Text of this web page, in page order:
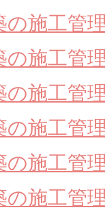
の施工管
の施工管
の施工管
の施工管
の施工管
の施工管